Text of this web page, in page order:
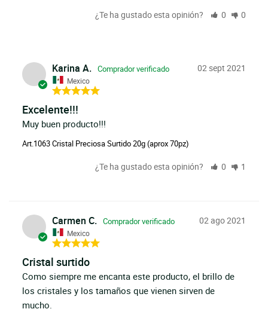
¿Te ha gustado esta opinión? 0 0
02 sept 2021
Karina A.
Mexico
Excelente!!!
Muy buen producto!!!
Art.1063 Cristal Preciosa Surtido 20g (aprox 70pz)
¿Te ha gustado esta opinión? 0 1
02 ago 2021
Carmen C.
Mexico
Cristal surtido
Como siempre me encanta este producto, el brillo de
los cristales y los tamaños que vienen sirven de
mucho.